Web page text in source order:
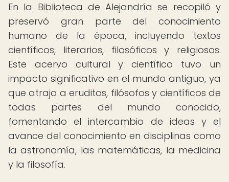
En la Biblioteca de Alejandría se recopiló y
preservó gran parte del conocimiento
humano de la época, incluyendo textos
científicos, literarios, filosóficos y religiosos.
Este acervo cultural y científico tuvo un
impacto significativo en el mundo antiguo, ya
que atrajo a eruditos, filósofos y científicos de
todas partes del mundo conocido,
fomentando el intercambio de ideas y el
avance del conocimiento en disciplinas como
la astronomía, las matemáticas, la medicina
y la filosofía.